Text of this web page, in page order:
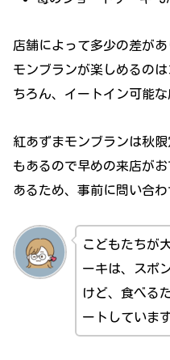
店舗によって多少の差が
モンブランが楽しめるの
ちろん、イートイン可能な
紅あずまモンブランは秋
もあるので早めの来店が
あるため、事前に問い合わ
こどもたちが
ーキは、スポ
けど、食べる
ートしていま